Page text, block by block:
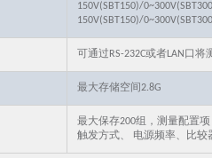
150V(SBT150)/
150V(SBT150)/
可通过RS-232C或者LAN口
最大存储空间2.8G
最大保存200组，测量配置
触发方式、 电源频率、比